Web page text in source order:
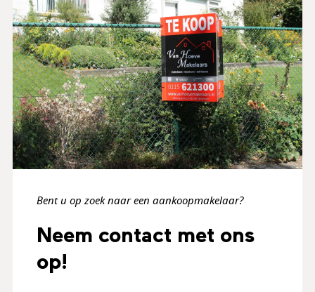
Bent u op zoek naar een aankoopmakelaar?
Neem contact met ons
op!